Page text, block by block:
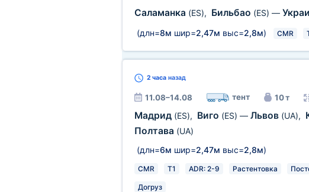
Саламанка (ES), Бильбао (ES) —
(длн=8м шир=2,47м выс=2,8м) CMR
2 часаназад
11.08–14.08 тент 10 т
Мадрид (ES), Виго (ES) — Львов (UA),
Полтава (UA)
(длн=6м шир=2,47м выс=2,8м)
CMR T1 ADR: 2-9 Растентовка
Догруз